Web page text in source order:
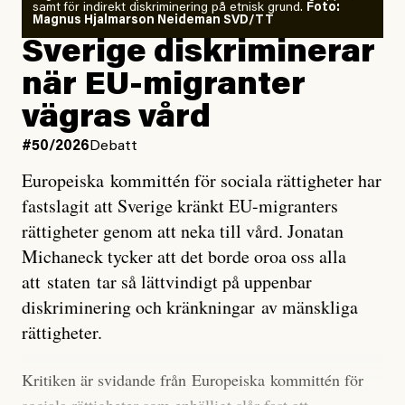
läget för hur den begynnande El Niño-händelsen ska
utveckla sig. El Niño är ett återkommande
väderfenomen som uppstår när havsvattnet i delar av
Stilla havet blir ovanligt varmt. Det påverkar vädret
över stora delar av världen och under
forskare allt oftare varnat för att den här El Niñon
Det verkar vara en underdrift, menar nu Zeke
Hausfather.
”Det ser ut som att årets El Niño inte bara med stor
sannolikhet kommer att bli den starkaste sedan
tillförlitliga mätningar inleddes – den kan till och med
marginal”, skriver han.
samt för indirekt diskriminering på etnisk grund. Foto:
Magnus Hjalmarson Neideman SVD/TT
Sverige diskriminerar
när EU-migranter
vägras vård
#50/2026 Debatt
Europeiska kommittén för sociala rättigheter har
fastslagit att Sverige kränkt EU-migranters
rättigheter genom att neka till vård. Jonatan
Michaneck tycker att det borde oroa oss alla
att staten tar så lättvindigt på uppenbar
diskriminering och kränkningar av mänskliga
rättigheter.
Kritiken är svidande från Europeiska kommittén för